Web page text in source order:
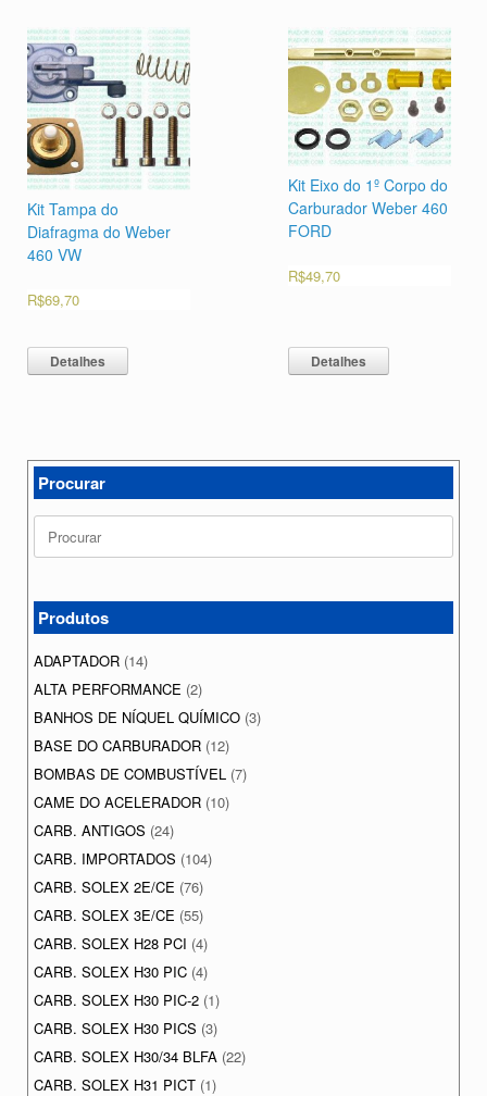
Kit Tampa do
Diafragma do Weber
460 VW
R$69,70
Detalhes
Kit Eixo do 1º Corpo do
Carburador Weber 460
FORD
R$49,70
Detalhes
Procurar
Search
for:
Produtos
ADAPTADOR (14)
ALTA PERFORMANCE (2)
BANHOS DE NÍQUEL QUÍMICO (3)
BASE DO CARBURADOR (12)
BOMBAS DE COMBUSTÍVEL (7)
CAME DO ACELERADOR (10)
CARB. ANTIGOS (24)
CARB. IMPORTADOS (104)
CARB. SOLEX 2E/CE (76)
CARB. SOLEX 3E/CE (55)
CARB. SOLEX H28 PCI (4)
CARB. SOLEX H30 PIC (4)
CARB. SOLEX H30 PIC-2 (1)
CARB. SOLEX H30 PICS (3)
CARB. SOLEX H30/34 BLFA (22)
CARB. SOLEX H31 PICT (1)